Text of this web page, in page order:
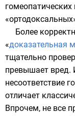
Более
«доказательная
тщательно
превышает вред.
несоответствие
отличает
Впрочем, не все